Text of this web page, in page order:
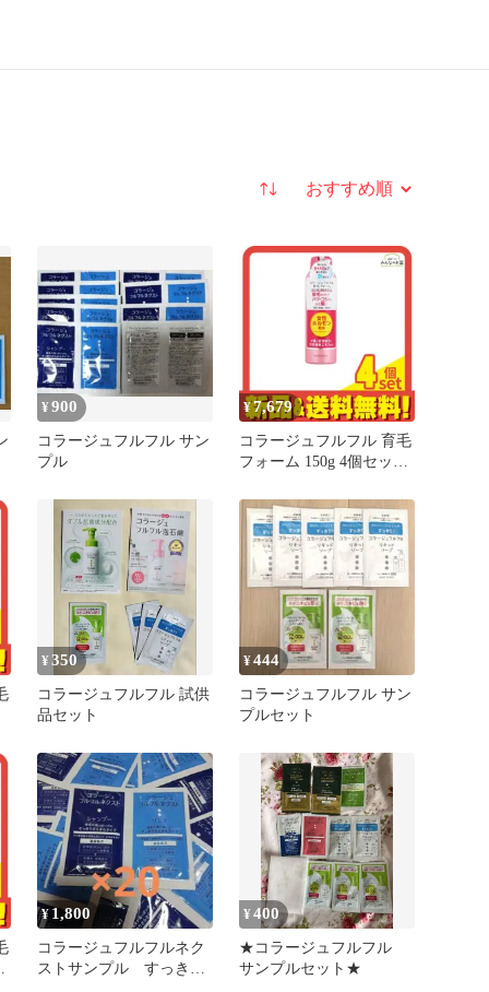
並び替え
¥900
コラージュフルフル サン
プル
¥7,679
コラージュフルフル 育毛
フォーム 150g 4個セット
¥350
コラージュフルフル 試供
品セット
¥444
コラージュフルフル サン
プルセット
¥ 1,800
コラージュフルフルネク
ストサンプル すっきり
¥400
★コラージュフルフル
サンプルセット★